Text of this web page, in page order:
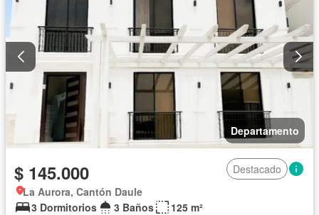
Departamento
$ 145.000
Destacado
La Aurora, Cantón Daule
3 Dormitorios
3 Baños
125 m²